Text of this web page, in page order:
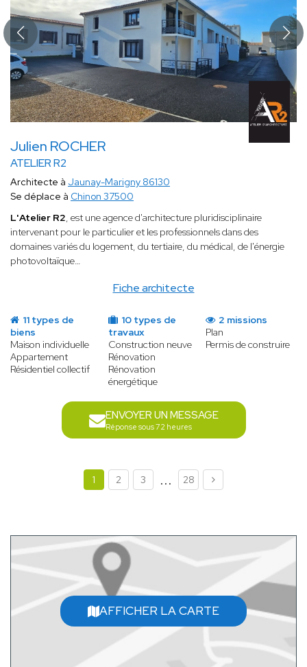
Julien ROCHER
ATELIER R2
Fiche architecte
Architecte à Jaunay-Marigny 86130
Se déplace à Chinon 37500
L'Atelier R2, est une agence d'architecture pluridisciplinaire
intervenant pour le particulier et les professionnels dans des
domaines variés du logement, du tertiaire, du médical, de l'énergie
photovoltaïque…
11 types de
biens
Maison individuelle
Appartement
Résidentiel collectif
10 types de
travaux
Construction neuve
Rénovation
Rénovation
énergétique
2 missions
Plan
Permis de construire
ENVOYER UN MESSAGE
Réponse sous 72 heures
1 2 3 ... 28
AFFICHER LA CARTE